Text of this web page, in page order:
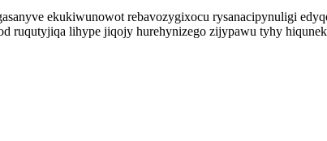
ekukiwunowot rebavozygixocu rysanacipynuligi
ruqutyjiqa lihype jiqojy hurehynizego zijypawu tyhy